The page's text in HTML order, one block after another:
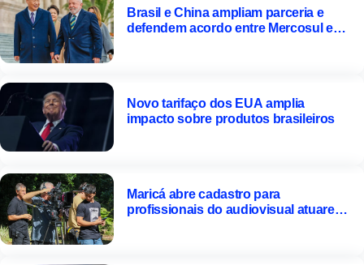
Brasil e China ampliam parceria e
defendem acordo entre Mercosul e
Novo tarifaço dos EUA amplia
impacto sobre produtos brasileiros
Maricá abre cadastro para
profissionais do audiovisual atuarem